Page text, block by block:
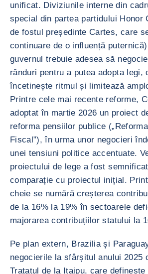
unificat. Diviziunile interne din
special din partea partidului Honor
de fostul președinte Cartes, care
continuare de o influență
guvernul trebuie adesea să
rânduri pentru a putea adopta legi,
încetinește ritmul și limitează
Printre cele mai recente reforme,
adoptat în martie 2026 un proiect
reforma pensiilor publice
Fiscal”), în urma unor negocieri
unei tensiuni politice accentuate.
proiectului de lege a fost
comparație cu proiectul inițial.
cheie se numără creșterea
de la 16% la 19% în sectoarele
majorarea contribuțiilor statului la
Pe plan extern, Brazilia și
negocierile la sfârșitul anului 2025
Tratatul de la Itaipu, care definește